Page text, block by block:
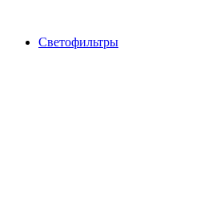
Светофильтры